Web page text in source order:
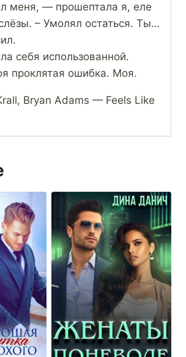
меня, — прошептала я, еле
– Умолял остаться. Ты…
себя использованной.
проклятая ошибка. Моя.
Bryan Adams — Feels Like